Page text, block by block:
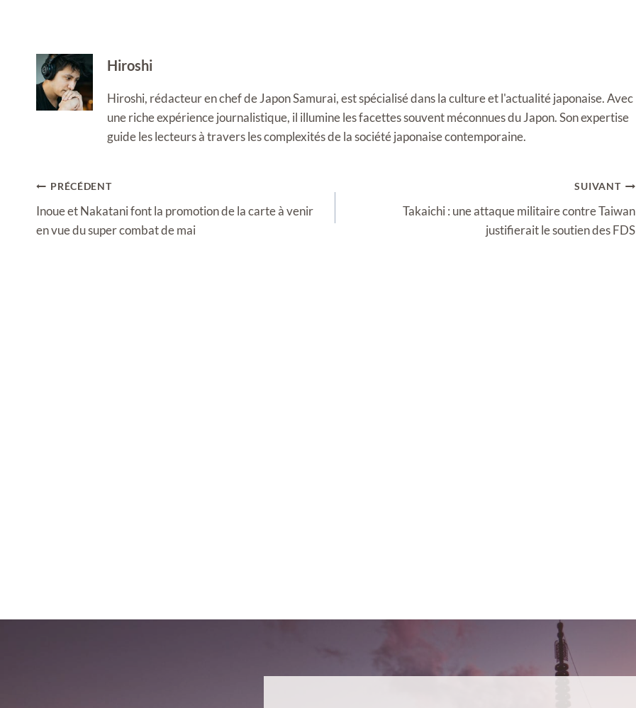
Hiroshi
Hiroshi, rédacteur en chef de Japon Samurai, est spécialisé dans la culture et l'actualité japonaise. Avec
une riche expérience journalistique, il illumine les facettes souvent méconnues du Japon. Son expertise
guide les lecteurs à travers les complexités de la société japonaise contemporaine.
Navigation
de
PRÉCÉDENT
Inoue et Nakatani font la promotion de la carte à venir
en vue du super combat de mai
SUIVANT
Takaichi : une attaque militaire contre Taiwan
justifierait le soutien des FDS